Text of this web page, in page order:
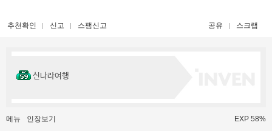
추천확인 신고 스팸신고 공유 스크랩
신나라여행
메뉴 인장보기 EXP 58%